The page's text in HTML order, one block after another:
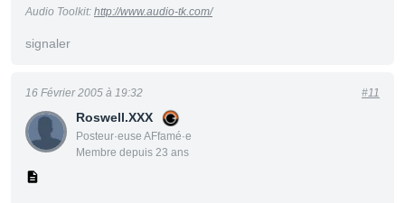
Audio Toolkit: http://www.audio-tk.com/
signaler
Roswell.XXX
Posteur·euse AFfamé·e
Membre depuis 23 ans
16 Février 2005 à 19:32 #11